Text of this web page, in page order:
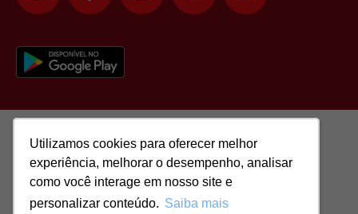
Utilizamos cookies para oferecer melhor
experiência, melhorar o desempenho, analisar
como você interage em nosso site e
personalizar conteúdo. Saiba mais
Utilizamos cookies para oferecer melhor
experiência, melhorar o desempenho, analisar
como você interage em nosso site e
personalizar conteúdo. Saiba mais